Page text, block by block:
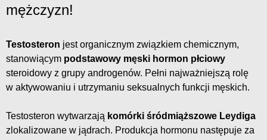
mężczyzn!
Testosteron jest organicznym związkiem chemicznym,
stanowiącym podstawowy męski hormon płciowy
steroidowy z grupy androgenów. Pełni najważniejszą rolę
w aktywowaniu i utrzymaniu seksualnych funkcji męskich.
Testosteron wytwarzają komórki śródmiąższowe Leydiga
zlokalizowane w jądrach. Produkcja hormonu następuje za